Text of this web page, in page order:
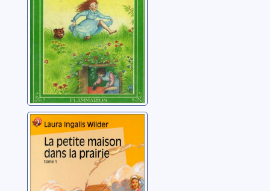
La petite maison
dans la prairie:
[01]
Wilder, Laura Ingalls